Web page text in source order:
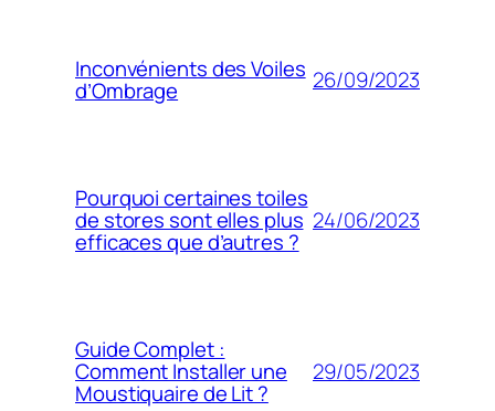
Inconvénients des Voiles
d’Ombrage 26/09/2023
Pourquoi certaines toiles
de stores sont elles plus
efficaces que d’autres ?
24/06/2023
Guide Complet :
Comment Installer une
Moustiquaire de Lit ?
29/05/2023